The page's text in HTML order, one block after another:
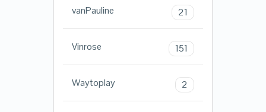
vanPauline 21
Vinrose 151
Waytoplay 2